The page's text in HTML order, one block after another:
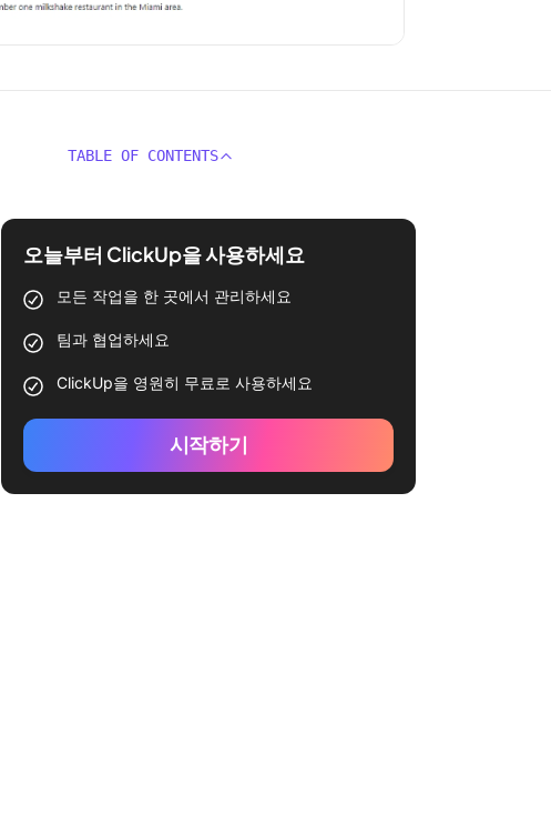
TABLE OF CONTENTS
오늘부터 ClickUp을 사용하세요
모든 작업을 한 곳에서 관리하세요
팀과 협업하세요
ClickUp을 영원히 무료로 사용하세요
시작하기